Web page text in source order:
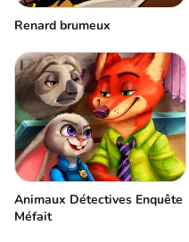
Renard brumeux
Animaux Détectives Enquête
Méfait